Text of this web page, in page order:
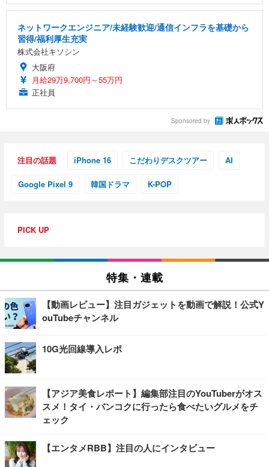
ネットワークエンジニア/未経験歓迎/通信インフラを基礎から
習得/福利厚生充実
株式会社キソシン
大阪府
月給29万9,700円～55万円
正社員
Sponsored by
注目の話題 iPhone 16 こだわりデスクツアー AI
Google Pixel 9 韓国ドラマ K-POP
PICK UP
特集・連載
【動画レビュー】注目ガジェットを動画で解説！公式Y
ouTubeチャンネル
10G光回線導入レポ
【アジア美食レポート】編集部注目のYouTuberがオス
スメ！タイ・バンコクに行ったら食べたいグルメをチ
ェック
【エンタメRBB】注目の人にインタビュー